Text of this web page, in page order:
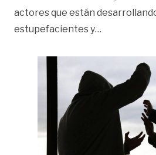
actores que están
estupefacientes y…